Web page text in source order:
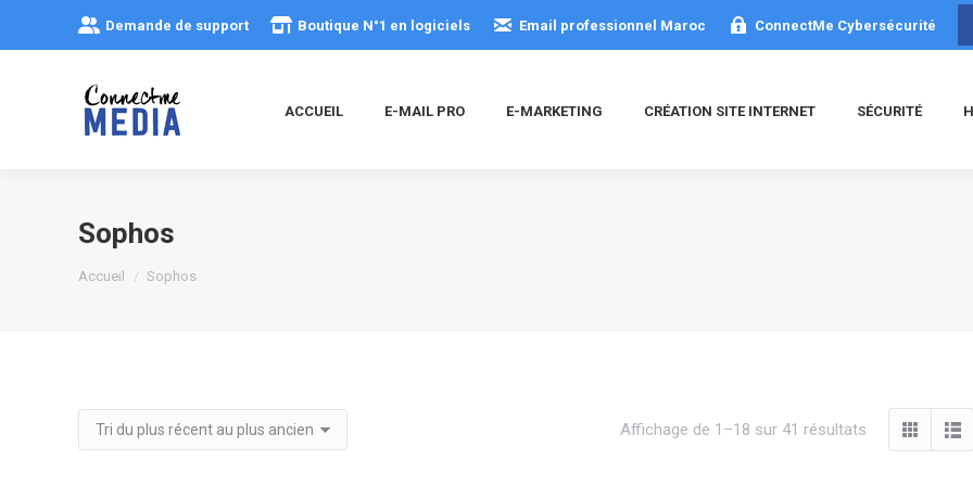
Demande de support Boutique N°1 en logiciels Email professionnel Maroc ConnectMe Cybersécurité
ACCUEIL E-MAIL PRO E-MARKETING CRÉATION SITE INTERNET SÉCURITÉ
Sophos
Vous êtes ici :
Accueil Sophos
Affichage de 1–18 sur 41 résultats